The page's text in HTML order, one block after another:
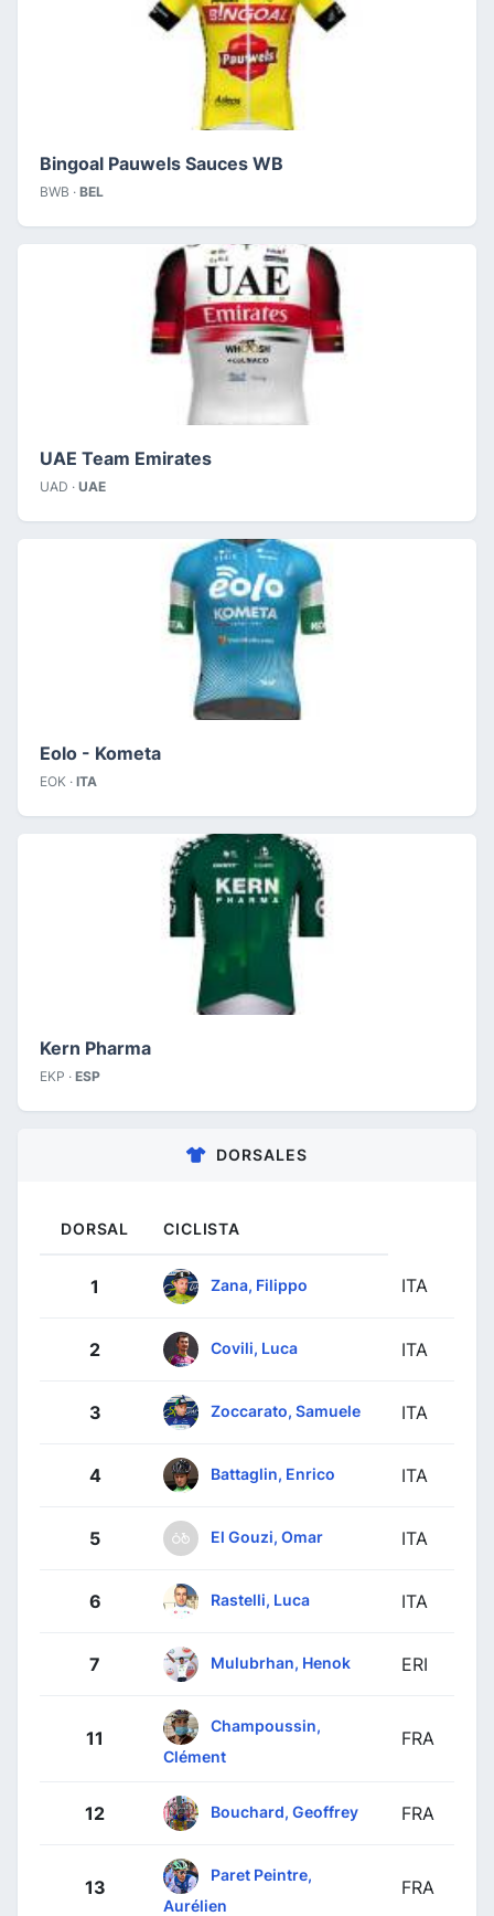
Bingoal Pauwels Sauces WB
BWB · BEL
UAE Team Emirates
UAD · UAE
Eolo - Kometa
EOK · ITA
Kern Pharma
EKP · ESP
DORSALES
DORSAL CICLISTA
1 Zana, Filippo ITA
2 Covili, Luca ITA
3 Zoccarato, Samuele ITA
4 Battaglin, Enrico ITA
5 El Gouzi, Omar ITA
6 Rastelli, Luca ITA
7 Mulubrhan, Henok ERI
11
Champoussin,
Clément
FRA
12 Bouchard, Geoffrey FRA
13
Paret Peintre,
Aurélien
FRA